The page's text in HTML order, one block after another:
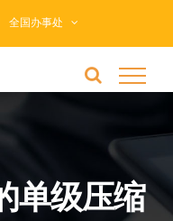
全国办事处
单级压缩